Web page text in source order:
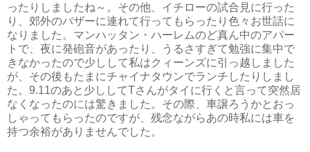
ったりしましたね～。その他、イチローの試合見に行った
り、郊外のバザーに連れて行ってもらったり色々お世話に
なりました。マンハッタン・ハーレムのど真ん中のアパー
トで、夜に発砲音があったり、うるさすぎて勉強に集中で
きなかったので少しして私はクィーンズに引っ越しました
が、その後もたまにチャイナタウンでランチしたりしまし
た。9.11のあと少ししてTさんがタイに行くと言って突然居
なくなったのには驚きました。その際、車譲ろうかとおっ
しゃってもらったのですが、残念ながらあの時私には車を
持つ余裕がありませんでした。